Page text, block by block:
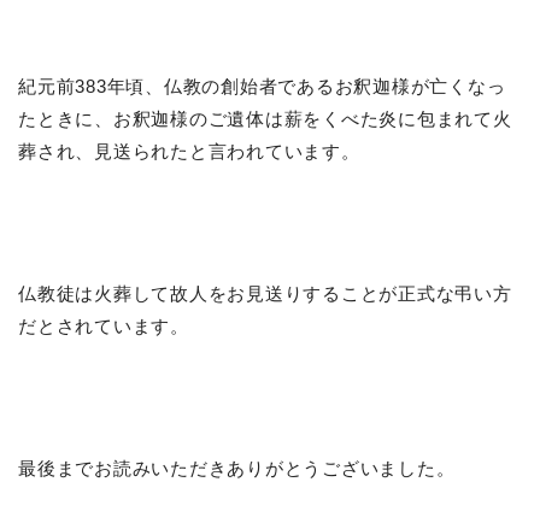
紀元前383年頃、仏教の創始者であるお釈迦様が亡くなっ
たときに、お釈迦様のご遺体は薪をくべた炎に包まれて火
葬され、見送られたと言われています。
仏教徒は火葬して故人をお見送りすることが正式な弔い方
だとされています。
最後までお読みいただきありがとうございました。